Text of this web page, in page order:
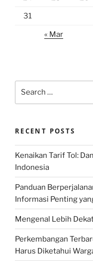
31
« Mar
RECENT POSTS
Kenaikan Tarif Tol:
Indonesia
Panduan
Informasi Penting
Mengenal Lebih
Perkembangan
Harus Diketahui